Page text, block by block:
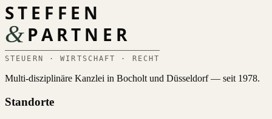
STEFFEN
&PARTNER
STEUERN · WIRTSCHAFT · RECHT
Multi-disziplinäre Kanzlei in Bocholt und Düsseldorf — seit 1978.
Standorte